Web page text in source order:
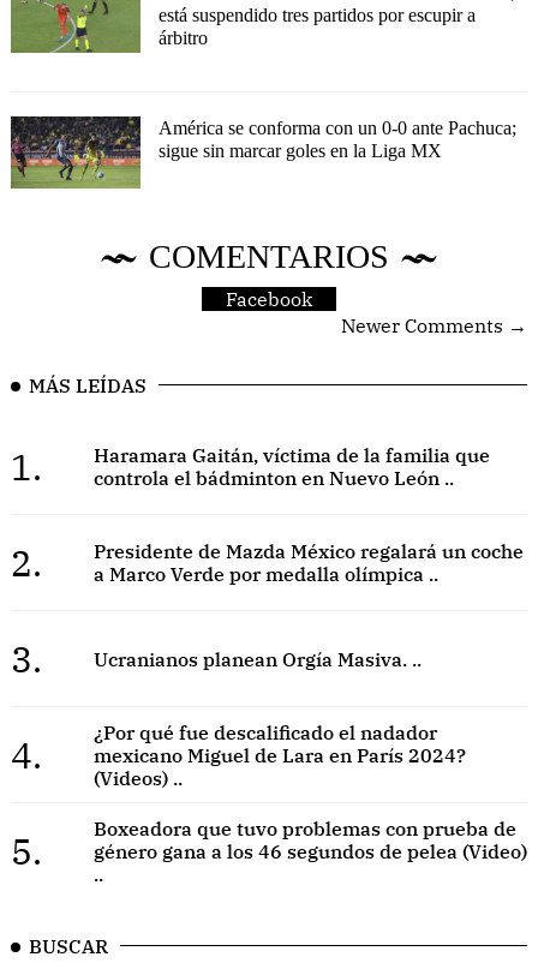
está suspendido tres partidos por escupir a
árbitro
América se conforma con un 0-0 ante Pachuca;
sigue sin marcar goles en la Liga MX
COMENTARIOS
Facebook
Newer Comments →
MÁS LEÍDAS
1.
Haramara Gaitán, víctima de la familia que
controla el bádminton en Nuevo León ..
2.
Presidente de Mazda México regalará un coche
a Marco Verde por medalla olímpica ..
3. Ucranianos planean Orgía Masiva. ..
4.
¿Por qué fue descalificado el nadador
mexicano Miguel de Lara en París 2024?
(Videos) ..
5.
Boxeadora que tuvo problemas con prueba de
género gana a los 46 segundos de pelea (Video)
..
BUSCAR